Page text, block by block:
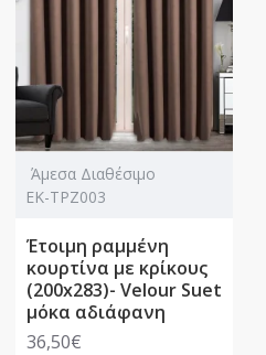
Άμεσα Διαθέσιμο
ΕΚ-ΤΡΖ003
Έτοιμη ραμμένη
κουρτίνα με κρίκους
(200x283)- Velour Suet
μόκα αδιάφανη
36,50€